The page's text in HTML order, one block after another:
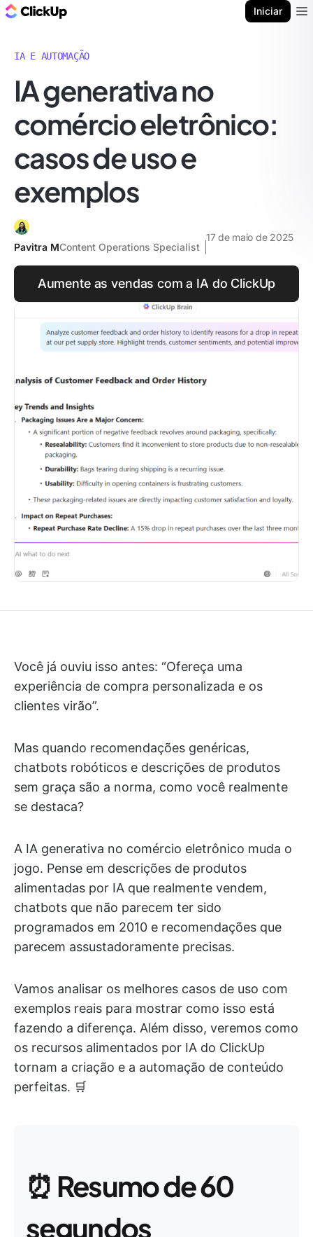
Iniciar
IA E AUTOMAÇÃO
IA generativa no
comércio eletrônico:
casos de uso e
exemplos
Pavitra MContent Operations Specialist
17 de maio de 2025
Aumente as vendas com a IA do ClickUp
Você já ouviu isso antes: “Ofereça uma
experiência de compra personalizada e os
clientes virão”.
Mas quando recomendações genéricas,
chatbots robóticos e descrições de produtos
sem graça são a norma, como você realmente
se destaca?
A IA generativa no comércio eletrônico muda o
jogo. Pense em descrições de produtos
alimentadas por IA que realmente vendem,
chatbots que não parecem ter sido
programados em 2010 e recomendações que
parecem assustadoramente precisas.
Vamos analisar os melhores casos de uso com
exemplos reais para mostrar como isso está
fazendo a diferença. Além disso, veremos como
os recursos alimentados por IA do ClickUp
tornam a criação e a automação de conteúdo
perfeitas. 🛒
⏰ Resumo de 60
segundos